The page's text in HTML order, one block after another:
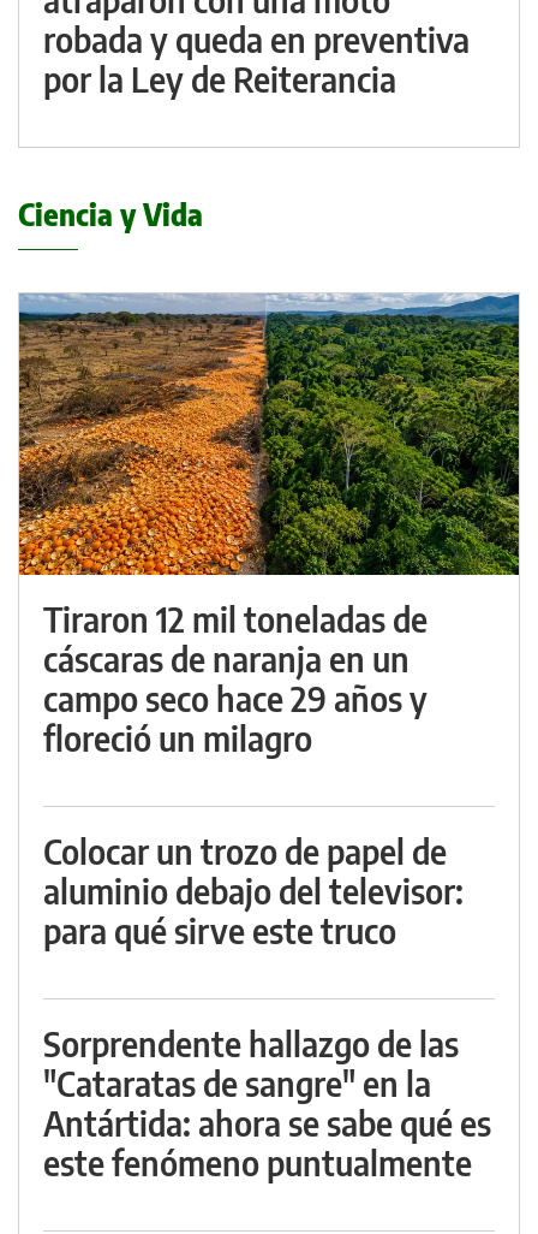
robada y queda en preventiva
por la Ley de Reiterancia
Ciencia y Vida
Tiraron 12 mil toneladas de
cáscaras de naranja en un
campo seco hace 29 años y
floreció un milagro
Colocar un trozo de papel de
aluminio debajo del televisor:
para qué sirve este truco
Sorprendente hallazgo de las
"Cataratas de sangre" en la
Antártida: ahora se sabe qué es
este fenómeno puntualmente